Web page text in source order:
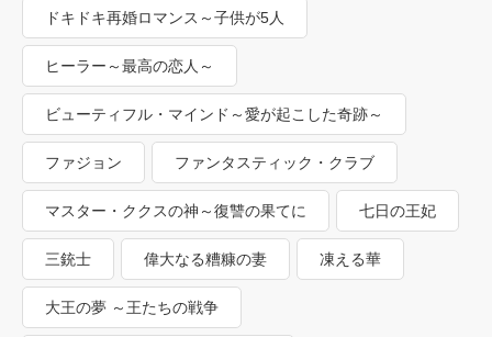
ドキドキ再婚ロマンス～子供が5人
ヒーラー～最高の恋人～
ビューティフル・マインド～愛が起こした奇跡～
ファジョン ファンタスティック・クラブ
マスター・ククスの神～復讐の果てに 七日の王妃
三銃士 偉大なる糟糠の妻 凍える華
大王の夢 ～王たちの戦争